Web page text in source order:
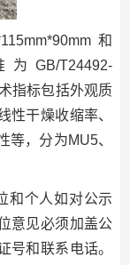
和
为GB/T24492-
指标包括外观质
性干燥收缩率、
等，分为MU5、
和个人如对公示
意见必须加盖公
号和联系电话。